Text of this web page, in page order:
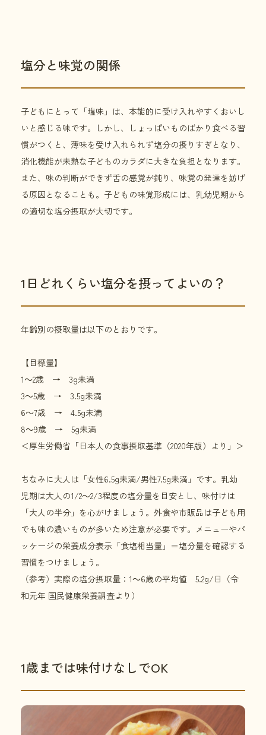
塩分と味覚の関係
子どもにとって「塩味」は、本能的に受け入れやすくおいし
いと感じる味です。しかし、しょっぱいものばかり食べる習
慣がつくと、薄味を受け入れられず塩分の摂りすぎとなり、
消化機能が未熟な子どものカラダに大きな負担となります。
また、味の判断ができず舌の感覚が鈍り、味覚の発達を妨げ
る原因となることも。子どもの味覚形成には、乳幼児期から
の適切な塩分摂取が大切です。
1日どれくらい塩分を摂ってよいの？
年齢別の摂取量は以下のとおりです。
【目標量】
1～2歳 → 3g未満
3～5歳 → 3.5g未満
6～7歳 → 4.5g未満
8～9歳 → 5g未満
＜厚生労働省「日本人の食事摂取基準（2020年版）より」＞
ちなみに大人は「女性6.5g未満/男性7.5g未満」です。乳幼
児期は大人の1/2～2/3程度の塩分量を目安とし、味付けは
「大人の半分」を心がけましょう。外食や市販品は子ども用
でも味の濃いものが多いため注意が必要です。メニューやパ
ッケージの栄養成分表示「食塩相当量」＝塩分量を確認する
習慣をつけましょう。
（参考）実際の塩分摂取量：1～6歳の平均値 5.2g/日（令
和元年 国民健康栄養調査より）
1歳までは味付けなしでOK